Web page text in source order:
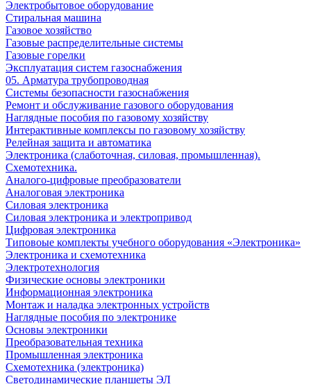
Электробытовое оборудование
Стиральная машина
Газовое хозяйство
Газовые распределительные системы
Газовые горелки
Эксплуатация систем газоснабжения
05. Арматура трубопроводная
Системы безопасности газоснабжения
Ремонт и обслуживание газового оборудования
Наглядные пособия по газовому хозяйству
Интерактивные комплексы по газовому хозяйству
Релейная защита и автоматика
Электроника (слаботочная, силовая, промышленная).
Схемотехника.
Аналого-цифровые преобразователи
Аналоговая электроника
Cиловая электроника
Cиловая электроника и электропривод
Цифровая электроника
Типовоые комплекты учебного оборудования «Электроника»
Электроника и схемотехника
Электротехнология
Физические основы электроники
Информационная электроника
Монтаж и наладка электронных устройств
Наглядные пособия по электронике
Основы электроники
Преобразовательная техника
Промышленная электроника
Схемотехника (электроника)
Светодинамические планшеты ЭЛ